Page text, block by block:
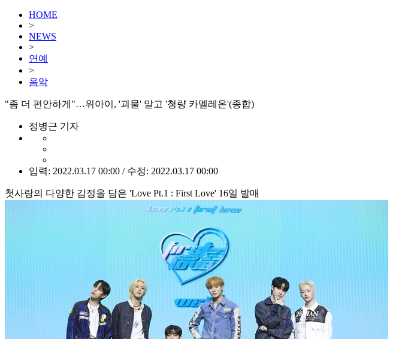
HOME
>
NEWS
>
연예
>
음악
"좀 더 편안하게"…위아이, '괴물' 말고 '청량 카멜레온'(종합)
정병근 기자
입력: 2022.03.17 00:00 / 수정: 2022.03.17 00:00
첫사랑의 다양한 감정을 담은 'Love Pt.1 : First Love' 16일 발매